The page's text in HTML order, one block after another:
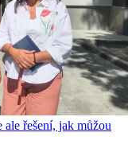
řešení, jak můžou